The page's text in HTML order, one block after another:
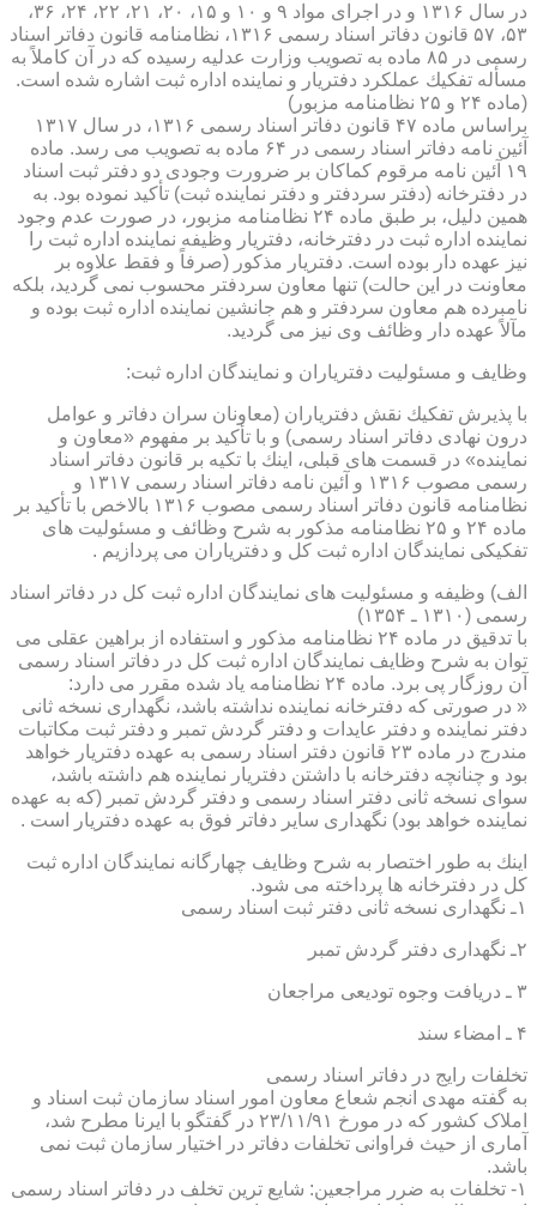
در سال ۱۳۱۶ و در اجرای مواد ۹ و ۱۰ و ۱۵، ۲۰، ۲۱، ۲۲، ۲۴، ۳۶،
۵۳، ۵۷ قانون دفاتر اسناد رسمی ۱۳۱۶، نظامنامه قانون دفاتر اسناد
رسمی در ۸۵ ماده به تصویب وزارت عدلیه رسیده كه در آن كاملاً به
مسأله تفكیك عملكرد دفتریار و نماینده اداره ثبت اشاره شده است.
(ماده ۲۴ و ۲۵ نظامنامه مزبور)
براساس ماده ۴۷ قانون دفاتر اسناد رسمی ۱۳۱۶، در سال ۱۳۱۷
آئین نامه دفاتر اسناد رسمی در ۶۴ ماده به تصویب می رسد. ماده
۱۹ آئین نامه مرقوم كماكان بر ضرورت وجودی دو دفتر ثبت اسناد
در دفترخانه (دفتر سردفتر و دفتر نماینده ثبت) تأكید نموده بود. به
همین دلیل، بر طبق ماده ۲۴ نظامنامه مزبور، در صورت عدم وجود
نماینده اداره ثبت در دفترخانه، دفتریار وظیفه نماینده اداره ثبت را
نیز عهده دار بوده است. دفتریار مذكور (صرفاً و فقط علاوه بر
معاونت در این حالت) تنها معاون سردفتر محسوب نمی گردید، بلكه
نامبرده هم معاون سردفتر و هم جانشین نماینده اداره ثبت بوده و
مآلاً عهده دار وظائف وی نیز می گردید.
وظایف و مسئولیت دفتریاران و نمایندگان اداره ثبت:
با پذیرش تفكیك نقش دفتریاران (معاونان سران دفاتر و عوامل
درون نهادی دفاتر اسناد رسمی) و با تأكید بر مفهوم «معاون و
نماینده» در قسمت های قبلی، اینك با تكیه بر قانون دفاتر اسناد
رسمی مصوب ۱۳۱۶ و آئین نامه دفاتر اسناد رسمی ۱۳۱۷ و
نظامنامه قانون دفاتر اسناد رسمی مصوب ۱۳۱۶ بالاخص با تأكید بر
ماده ۲۴ و ۲۵ نظامنامه مذكور به شرح وظائف و مسئولیت های
تفكیكی نمایندگان اداره ثبت كل و دفتریاران می پردازیم .
الف) وظیفه و مسئولیت های نمایندگان اداره ثبت كل در دفاتر اسناد
رسمی (۱۳۱۰ ـ ۱۳۵۴)
با تدقیق در ماده ۲۴ نظامنامه مذكور و استفاده از براهین عقلی می
توان به شرح وظایف نمایندگان اداره ثبت كل در دفاتر اسناد رسمی
آن روزگار پی برد. ماده ۲۴ نظامنامه یاد شده مقرر می دارد:
« در صورتی كه دفترخانه نماینده نداشته باشد، نگهداری نسخه ثانی
دفتر نماینده و دفتر عایدات و دفتر گردش تمبر و دفتر ثبت مكاتبات
مندرج در ماده ۲۳ قانون دفتر اسناد رسمی به عهده دفتریار خواهد
بود و چنانچه دفترخانه با داشتن دفتریار نماینده هم داشته باشد،
سوای نسخه ثانی دفتر اسناد رسمی و دفتر گردش تمبر (كه به عهده
نماینده خواهد بود) نگهداری سایر دفاتر فوق به عهده دفتریار است .
اینك به طور اختصار به شرح وظایف چهارگانه نمایندگان اداره ثبت
كل در دفترخانه ها پرداخته می شود.
۱ـ نگهداری نسخه ثانی دفتر ثبت اسناد رسمی
۲ـ نگهداری دفتر گردش تمبر
۳ ـ دریافت وجوه تودیعی مراجعان
۴ ـ امضاء سند
تخلفات رایج در دفاتر اسناد رسمی
به گفته مهدی انجم شعاع معاون امور اسناد سازمان ثبت اسناد و
املاک کشور که در مورخ ۲۳/۱۱/۹۱ در گفتگو با ایرنا مطرح شد،
آماری از حیث فراوانی تخلفات دفاتر در اختیار سازمان ثبت نمی
باشد.
۱- تخلفات به ضرر مراجعین: شایع ترین تخلف در دفاتر اسناد رسمی